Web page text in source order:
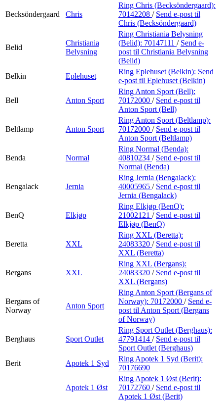
Becksöndergaard Chris
Ring Chris (Becksöndergaard):
70142208 / Send e-post til
Chris (Becksöndergaard)
Belid
Christiania
Belysning
Ring Christiania Belysning
(Belid): 70147111 / Send e-
post til Christiania Belysning
(Belid)
Belkin
Eplehuset
Ring Eplehuset (Belkin): Send
e-post til Eplehuset (Belkin)
Bell Anton Sport
Ring Anton Sport (Bell):
70172000 / Send e-post til
Anton Sport (Bell)
Beltlamp Anton Sport
Ring Anton Sport (Beltlamp):
70172000 / Send e-post til
Anton Sport (Beltlamp)
Benda Normal
Ring Normal (Benda):
40810234 / Send e-post til
Normal (Benda)
Bengalack Jernia
Ring Jernia (Bengalack):
40005965 / Send e-post til
Jernia (Bengalack)
BenQ Elkjøp
Ring Elkjøp (BenQ):
21002121 / Send e-post til
Elkjøp (BenQ)
Beretta XXL
Ring XXL (Beretta):
24083320 / Send e-post til
XXL (Beretta)
Bergans XXL
Ring XXL (Bergans):
24083320 / Send e-post til
XXL (Bergans)
Bergans of
Norway
Anton Sport
Ring Anton Sport (Bergans of
Norway): 70172000 / Send e-
post til Anton Sport (Bergans
of Norway)
Berghaus Sport Outlet
Ring Sport Outlet (Berghaus):
47791414 / Send e-post til
Sport Outlet (Berghaus)
Berit
Apotek 1 Syd
Ring Apotek 1 Syd (Berit):
70176690
Apotek 1 Øst
Ring Apotek 1 Øst (Berit):
70172760 / Send e-post til
Apotek 1 Øst (Berit)